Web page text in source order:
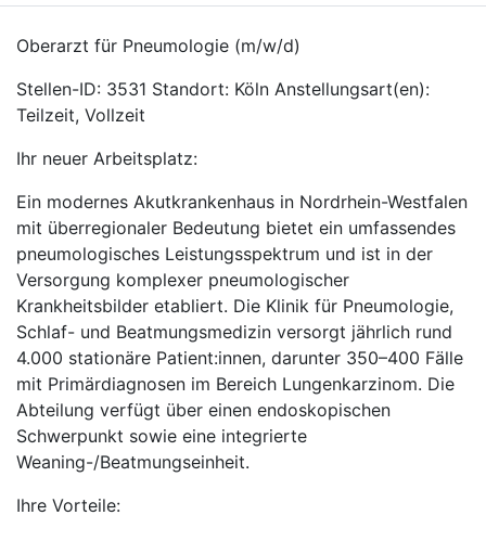
Oberarzt für Pneumologie (m/w/d)
Stellen-ID: 3531 Standort: Köln Anstellungsart(en):
Teilzeit, Vollzeit
Ihr neuer Arbeitsplatz:
Ein modernes Akutkrankenhaus in Nordrhein-Westfalen
mit überregionaler Bedeutung bietet ein umfassendes
pneumologisches Leistungsspektrum und ist in der
Versorgung komplexer pneumologischer
Krankheitsbilder etabliert. Die Klinik für Pneumologie,
Schlaf- und Beatmungsmedizin versorgt jährlich rund
4.000 stationäre Patient:innen, darunter 350–400 Fälle
mit Primärdiagnosen im Bereich Lungenkarzinom. Die
Abteilung verfügt über einen endoskopischen
Schwerpunkt sowie eine integrierte
Weaning-/Beatmungseinheit.
Ihre Vorteile: